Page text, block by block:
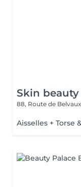
Skin beauty
88, Route de Belvaux
Aisselles + Torse